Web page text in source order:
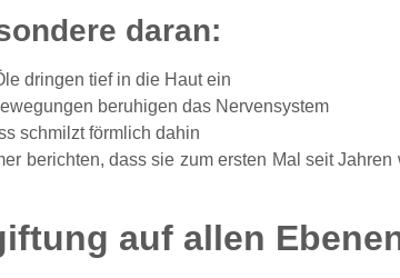
daran:
dringen tief in die Haut ein
beruhigen das Nervensystem
schmilzt förmlich dahin
berichten, dass sie zum ersten Mal seit
auf allen